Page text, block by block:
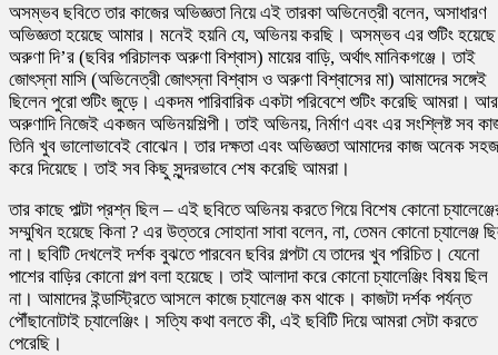
অসম্ভব ছবিতে তার কাজের অভিজ্ঞতা নিয়ে এই তারকা অভিনেত্রী বলেন, অসাধারণ
অভিজ্ঞতা হয়েছে আমার। মনেই হয়নি যে, অভিনয় করছি। অসম্ভব এর শুটিং হয়েছে
অরুণা দি’র (ছবির পরিচালক অরুণা বিশ্বাস) মায়ের বাড়ি, অর্থাৎ মানিকগঞ্জে। তাই
জোৎস্না মাসি (অভিনেত্রী জোৎস্না বিশ্বাস ও অরুণা বিশ্বাসের মা) আমাদের সঙ্গেই
ছিলেন পুরো শুটিং জুড়ে। একদম পারিবারিক একটা পরিবেশে শুটিং করেছি আমরা। আর
অরুণাদি নিজেই একজন অভিনয়শিল্পী। তাই অভিনয়, নির্মাণ এবং এর সংশ্লিষ্ট সব
তিনি খুব ভালোভাবেই বোঝেন। তার দক্ষতা এবং অভিজ্ঞতা আমাদের কাজ অনেক সহজ
করে দিয়েছে। তাই সব কিছু সুন্দরভাবে শেষ করেছি আমরা।
তার কাছে পাল্টা প্রশ্ন ছিল – এই ছবিতে অভিনয় করতে গিয়ে বিশেষ কোনো
সম্মুখিন হয়েছে কিনা ? এর উত্তরে সোহানা সাবা বলেন, না, তেমন কোনো চ্যালেঞ্জ
না। ছবিটি দেখলেই দর্শক বুঝতে পারবেন ছবির গল্পটা যে তাদের খুব পরিচিত। যেনো
পাশের বাড়ির কোনো গল্প বলা হয়েছে। তাই আলাদা করে কোনো চ্যালেঞ্জিং বিষয় ছিল
না। আমাদের ইন্ডাস্ট্রিতে আসলে কাজে চ্যালেঞ্জ কম থাকে। কাজটা দর্শক পর্যন্ত
পৌঁছানোটাই চ্যালেঞ্জিং। সত্যি কথা বলতে কী, এই ছবিটি দিয়ে আমরা সেটা করতে
পেরেছি।